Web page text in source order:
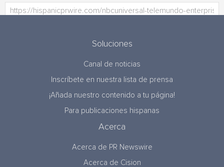
Soluciones
Canal de noticias
Inscríbete en nuestra lista de prensa
¡Añada nuestro contenido a tu página!
Para publicaciones hispanas
Acerca
Acerca de PR Newswire
Acerca de Cision